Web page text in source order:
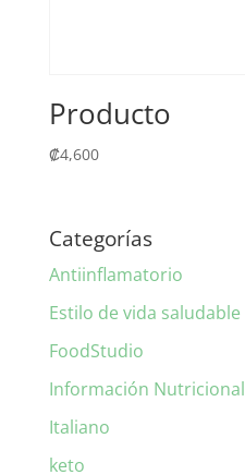
Producto
₡4,600
Categorías
Antiinflamatorio
Estilo de vida saludable
FoodStudio
Información Nutricional
Italiano
keto